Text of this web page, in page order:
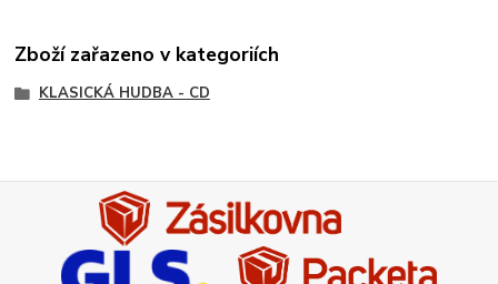
Zboží zařazeno v kategoriích
KLASICKÁ HUDBA - CD